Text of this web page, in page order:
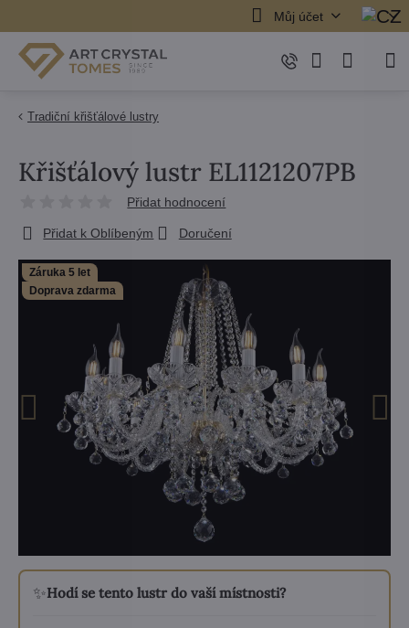
Můj účet
Tradiční křišťálové lustry
Záruka 5 let
Doprava zdarma
✨Hodí se tento lustr do vaší místnosti?
Křišťálový lustr EL1121207PB
Přidat hodnocení
Přidat k Oblíbeným Doručení